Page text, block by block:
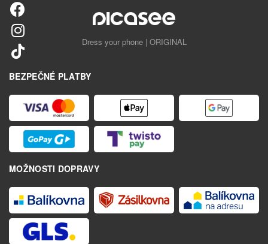
Dress your phone | ORIGINAL
BEZPEČNÉ PLATBY
MOŽNOSTI DOPRAVY